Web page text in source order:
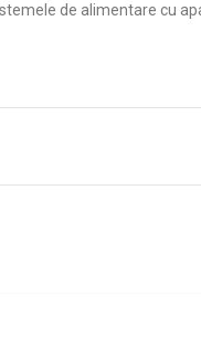
de alimentare cu